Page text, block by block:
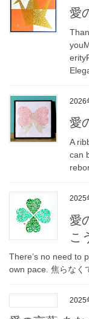
愛
2026
愛
A
can
2025
愛
こ
There’s no need to
own pace. 焦らなく
2025